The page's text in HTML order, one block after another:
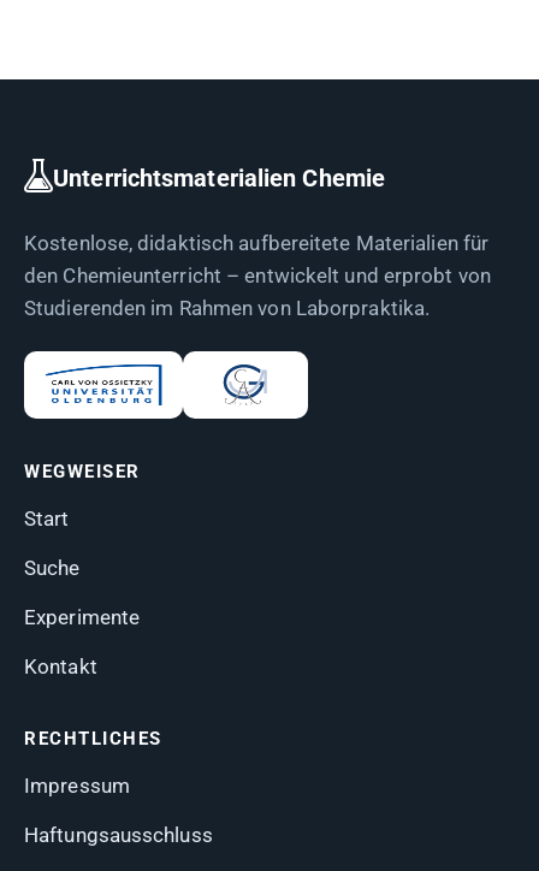
Unterrichtsmaterialien Chemie
Kostenlose, didaktisch aufbereitete Materialien für
den Chemieunterricht – entwickelt und erprobt von
Studierenden im Rahmen von Laborpraktika.
WEGWEISER
Start
Suche
Experimente
Kontakt
RECHTLICHES
Impressum
Haftungsausschluss